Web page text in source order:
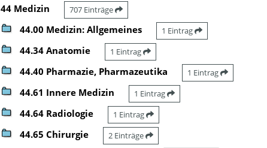
44 Medizin 707 Einträge
44.00 Medizin: Allgemeines 1 Eintrag
44.34 Anatomie 1 Eintrag
44.40 Pharmazie, Pharmazeutika 1 Eintrag
44.61 Innere Medizin 1 Eintrag
44.64 Radiologie 1 Eintrag
44.65 Chirurgie 2 Einträge